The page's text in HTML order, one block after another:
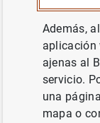
futuro
Además,
aplicación
ajenas al
servicio.
una
mapa o